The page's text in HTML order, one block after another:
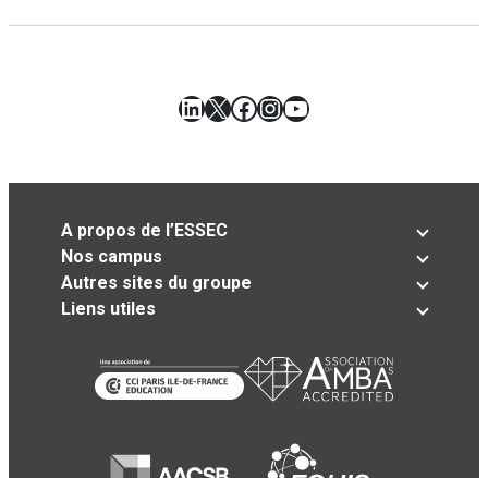
LinkedIn
X Facebook
Instagram
YouTube
A propos de l’ESSEC
Nos campus
Autres sites du groupe
Liens utiles